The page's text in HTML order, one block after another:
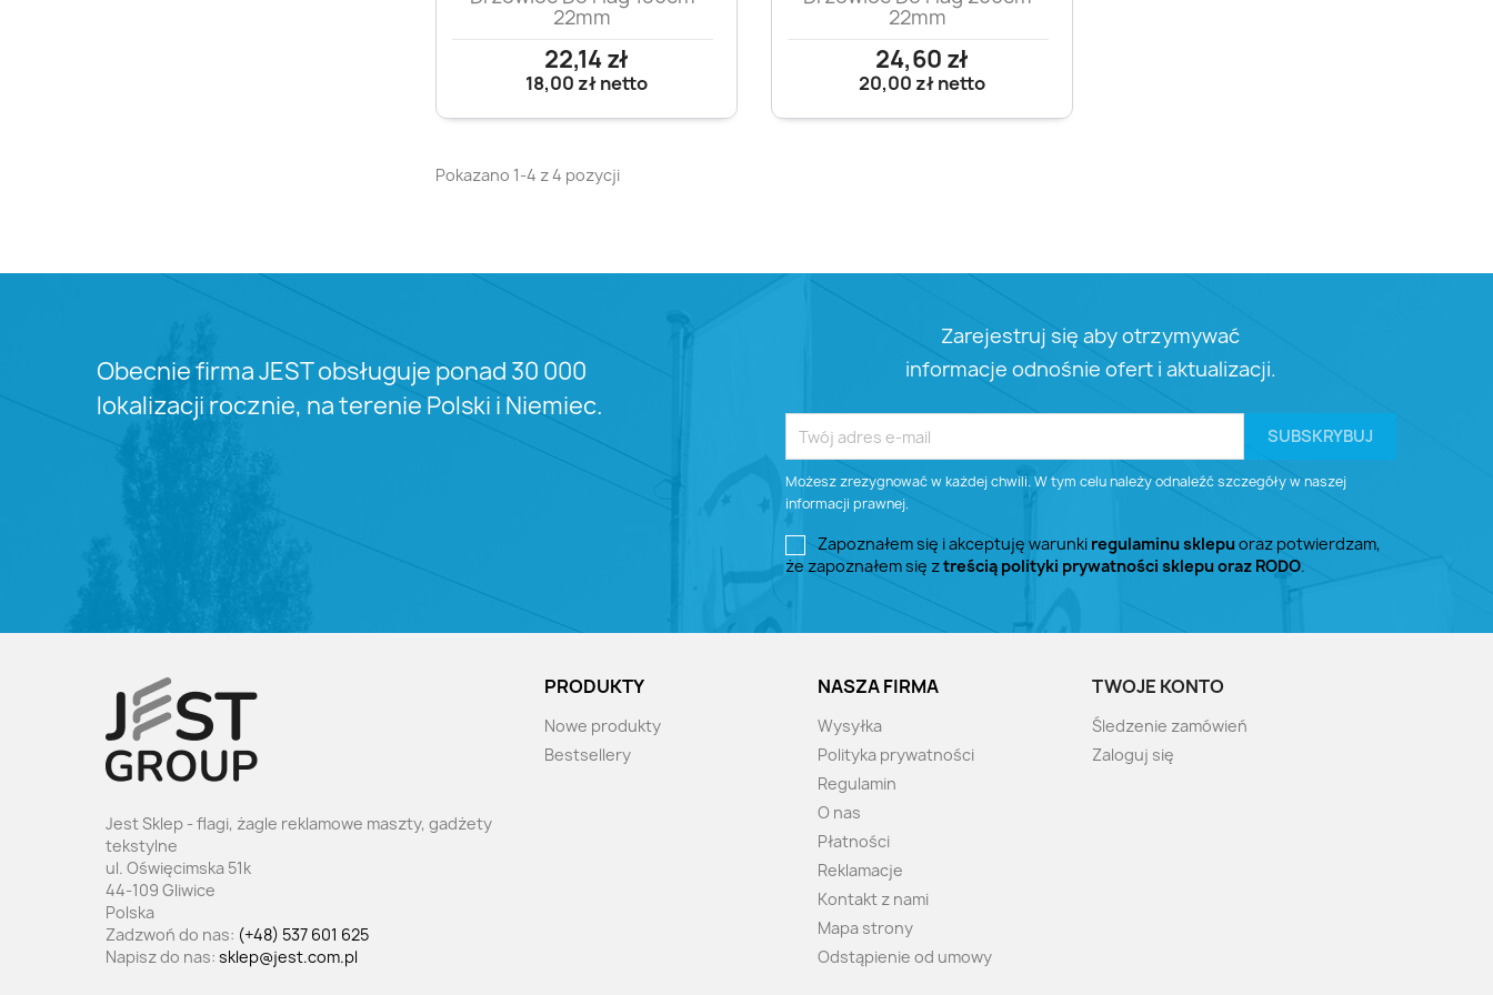
22mm
22,14 zł
18,00 zł netto
22mm
24,60 zł
20,00 zł netto
Pokazano 1-4 z 4 pozycji
Obecnie firma JEST obsługuje ponad 30 000
lokalizacji rocznie, na terenie Polski i Niemiec.
Zarejestruj się aby otrzymywać
informacje odnośnie ofert i aktualizacji.
Możesz zrezygnować w każdej chwili. W tym celu należy odnaleźć szczegóły w naszej
informacji prawnej.
Zapoznałem się i akceptuję warunki regulaminu sklepu oraz potwierdzam,
że zapoznałem się ztreścią polityki prywatności sklepu oraz RODO.
Jest Sklep - flagi, żagle reklamowe maszty, gadżety
tekstylne
ul. Oświęcimska 51k
44-109 Gliwice
Polska
Zadzwoń do nas: (+48) 537 601 625
Napisz do nas: sklep@jest.com.pl
PRODUKTY
Nowe produkty
Bestsellery
NASZA FIRMA
Wysyłka
Polityka prywatności
Regulamin
O nas
Płatności
Reklamacje
Kontakt z nami
Mapa strony
Odstąpienie od umowy
TWOJE KONTO
Śledzenie zamówień
Zaloguj się